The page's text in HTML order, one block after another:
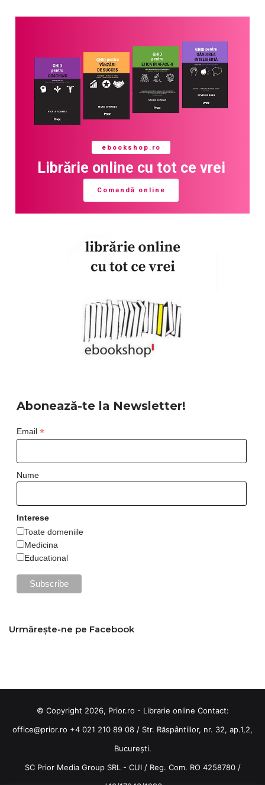
ebookshop.ro
Librărie online cu tot ce vrei
Comandă online
Abonează-te la Newsletter!
Email *
Nume
Interese
Toate domeniile
Medicina
Educational
Urmărește-ne pe Facebook
© Copyright 2026, Prior.ro - Librarie online Contact:
office@prior.ro +4 021 210 89 08 / Str. Răspântiilor, nr. 32, ap.1,2,
București.
SC Prior Media Group SRL - CUI / Reg. Com. RO 4258780 /